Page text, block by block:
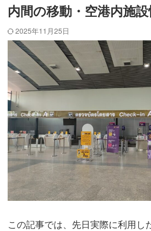
内間の移動・空港内施設
2025年11月25日
この記事では、先日実際に利用し